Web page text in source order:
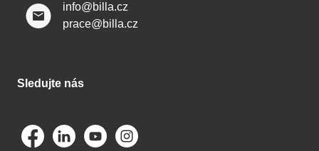
info@billa.cz
prace@billa.cz
Sledujte nás